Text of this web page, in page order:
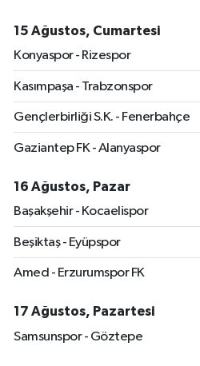
15 Ağustos, Cumartesi
Konyaspor - Rizespor
Kasımpaşa - Trabzonspor
Gençlerbirliği S.K. - Fenerbahçe
Gaziantep FK - Alanyaspor
16 Ağustos, Pazar
Başakşehir - Kocaelispor
Beşiktaş - Eyüpspor
Amed - Erzurumspor FK
17 Ağustos, Pazartesi
Samsunspor - Göztepe